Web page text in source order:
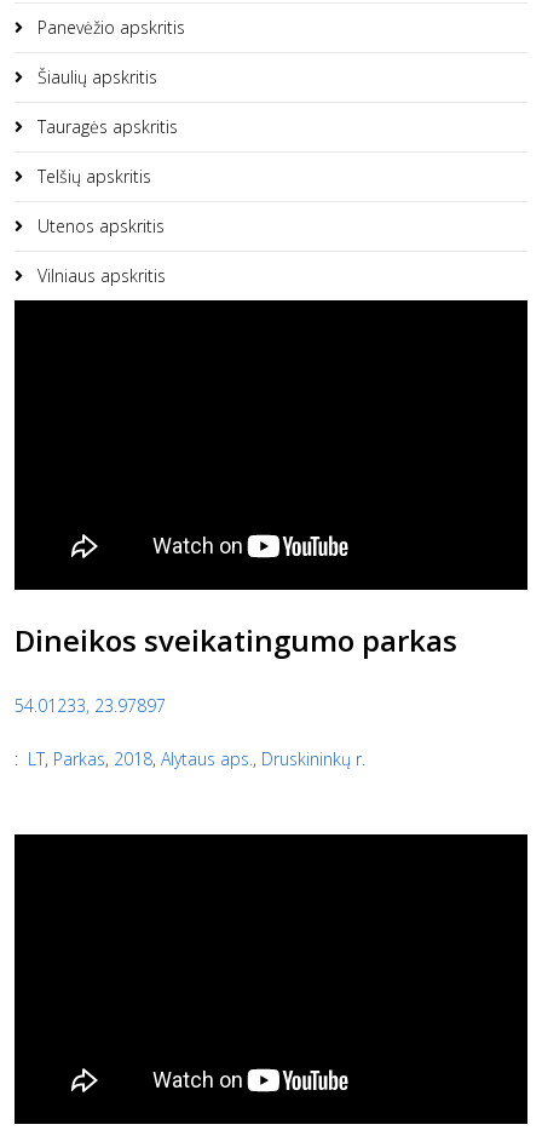
Panevėžio apskritis
Šiaulių apskritis
Tauragės apskritis
Telšių apskritis
Utenos apskritis
Vilniaus apskritis
Dineikos sveikatingumo parkas
54.01233, 23.97897
: LT, Parkas, 2018, Alytaus aps. , Druskininkų r.